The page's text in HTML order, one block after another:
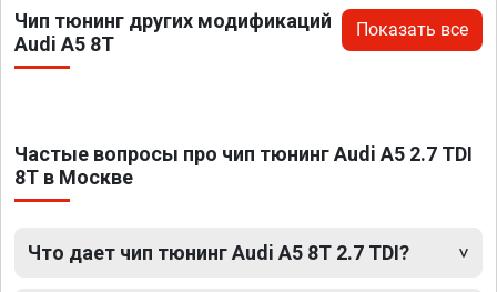
Чип тюнинг других модификаций
Audi A5 8T
Показать все
Частые вопросы про чип тюнинг Audi A5 2.7 TDI
8T в Москве
Что дает чип тюнинг Audi A5 8T 2.7 TDI?